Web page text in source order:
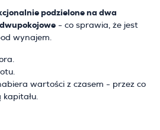
podzielone na dwa
- co sprawia, że jest
wynajem.
wartości z czasem - przez co